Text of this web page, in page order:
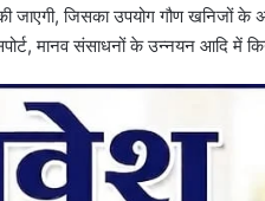
जाएगी, जिसका उपयोग गौण खनिजों के
मानव संसाधनों के उन्नयन आदि में